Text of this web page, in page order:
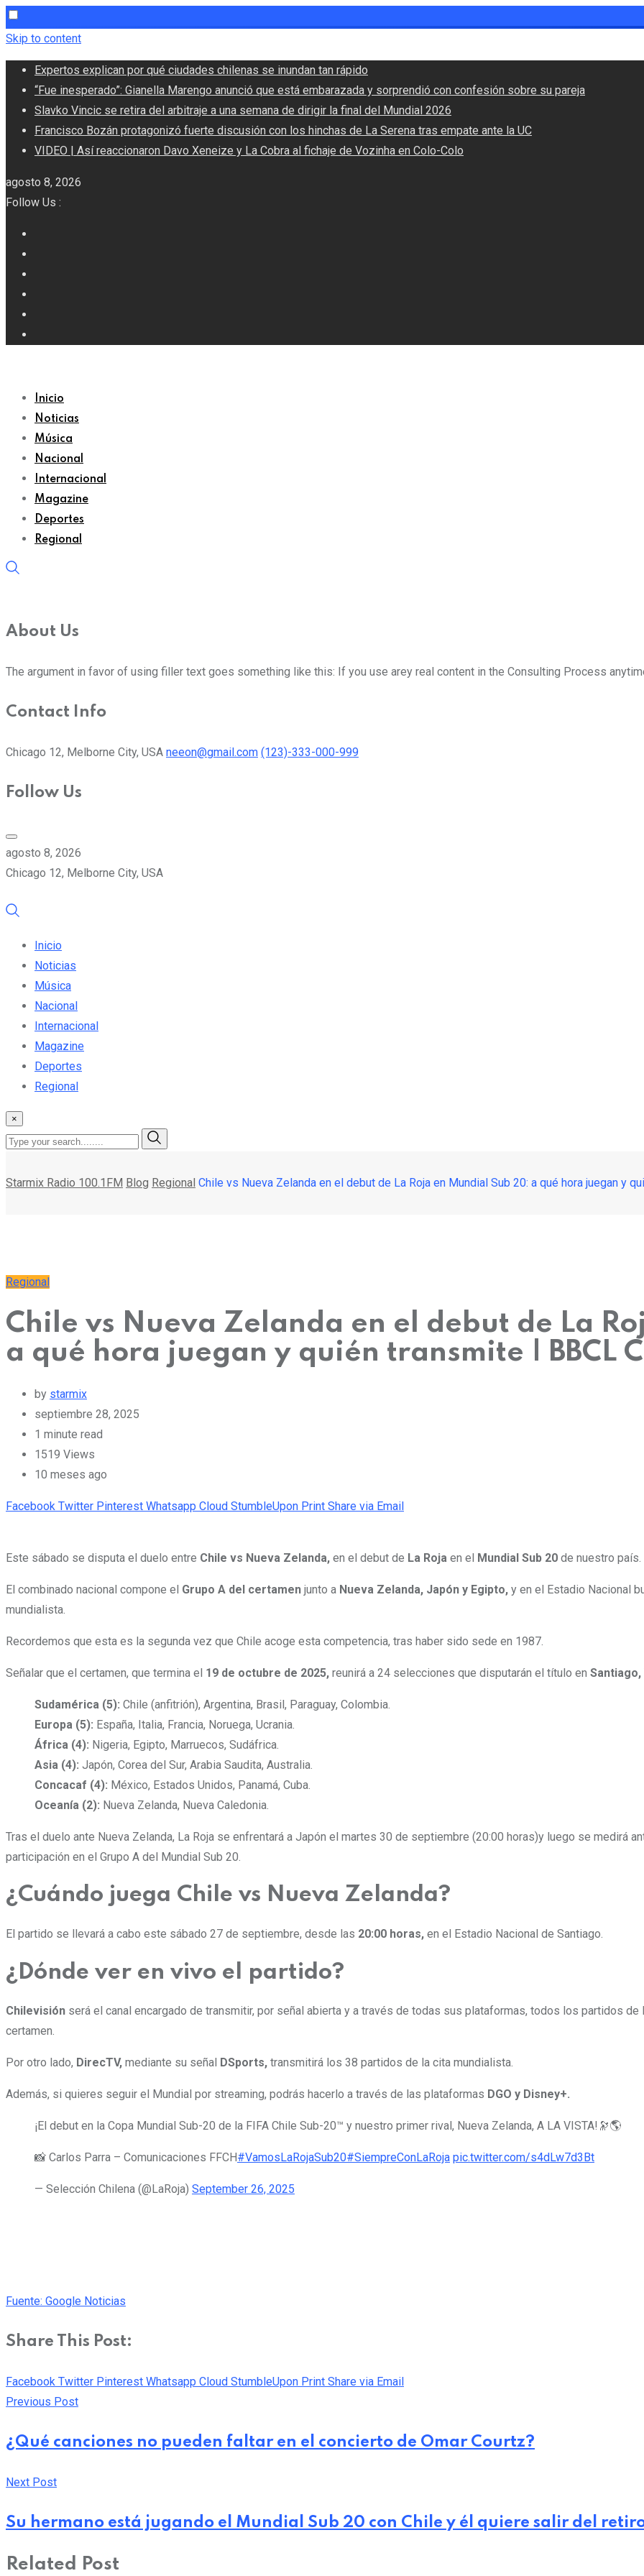
Skip to content
Expertos explican por qué ciudades chilenas se inundan tan rápido
“Fue inesperado”: Gianella Marengo anunció que está embarazada y sorprendió con confesión sobre su pareja
Slavko Vincic se retira del arbitraje a una semana de dirigir la final del Mundial 2026
Francisco Bozán protagonizó fuerte discusión con los hinchas de La Serena tras empate ante la UC
VIDEO | Así reaccionaron Davo Xeneize y La Cobra al fichaje de Vozinha en Colo-Colo
agosto 8, 2026
Follow Us :
Inicio
Noticias
Música
Nacional
Internacional
Magazine
Deportes
Regional
About Us
The argument in favor of using filler text goes something like this: If you use arey real content in the Consulting Process
Contact Info
Chicago 12, Melborne City, USA neeon@gmail.com (123)-333-000-999
Follow Us
agosto 8, 2026
Chicago 12, Melborne City, USA
Inicio
Noticias
Música
Nacional
Internacional
Magazine
Deportes
Regional
×
Starmix Radio 100.1FM Blog Regional Chile vs Nueva Zelanda en el debut de La Roja en Mundial Sub 20: a qué hora juegan y
Regional
Chile vs Nueva Zelanda en el debut de La
a qué hora juegan y quién transmite | BBCL
by starmix
septiembre 28, 2025
1 minute read
1519 Views
10 meses ago
Facebook Twitter Pinterest Whatsapp Cloud StumbleUpon Print Share via Email
Este sábado se disputa el duelo entre Chile vs Nueva Zelanda, en el debut de La Roja en el Mundial Sub 20 de nuestro país.
El combinado nacional compone el Grupo A del certamen junto a Nueva Zelanda, Japón y Egipto, y en el Estadio Nacional
mundialista.
Recordemos que esta es la segunda vez que Chile acoge esta competencia, tras haber sido sede en 1987.
Señalar que el certamen, que termina el 19 de octubre de 2025, reunirá a 24 selecciones que disputarán el título en Santiago,
Sudamérica (5): Chile (anfitrión), Argentina, Brasil, Paraguay, Colombia.
Europa (5): España, Italia, Francia, Noruega, Ucrania.
África (4): Nigeria, Egipto, Marruecos, Sudáfrica.
Asia (4): Japón, Corea del Sur, Arabia Saudita, Australia.
Concacaf (4): México, Estados Unidos, Panamá, Cuba.
Oceanía (2): Nueva Zelanda, Nueva Caledonia.
Tras el duelo ante Nueva Zelanda, La Roja se enfrentará a Japón el martes 30 de septiembre (20:00 horas)y luego se medirá
participación en el Grupo A del Mundial Sub 20.
¿Cuándo juega Chile vs Nueva Zelanda?
El partido se llevará a cabo este sábado 27 de septiembre, desde las 20:00 horas, en el Estadio Nacional de Santiago.
¿Dónde ver en vivo el partido?
Chilevisión será el canal encargado de transmitir, por señal abierta y a través de todas sus plataformas, todos los partidos
certamen.
Por otro lado, DirecTV, mediante su señal DSports, transmitirá los 38 partidos de la cita mundialista.
Además, si quieres seguir el Mundial por streaming, podrás hacerlo a través de las plataformas DGO y Disney+.
¡El debut en la Copa Mundial Sub-20 de la FIFA Chile Sub-20™️ y nuestro primer rival, Nueva Zelanda, A LA VISTA!🔭🌎
📸 Carlos Parra – Comunicaciones FFCH#VamosLaRojaSub20#SiempreConLaRoja pic.twitter.com/s4dLw7d3Bt
— Selección Chilena (@LaRoja) September 26, 2025
Fuente: Google Noticias
Share This Post:
Facebook Twitter Pinterest Whatsapp Cloud StumbleUpon Print Share via Email
Previous Post
¿Qué canciones no pueden faltar en el concierto de Omar Courtz?
Next Post
Su hermano está jugando el Mundial Sub 20 con Chile y él quiere salir del
Related Post